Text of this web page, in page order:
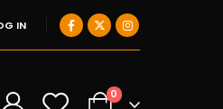
IN
0 0